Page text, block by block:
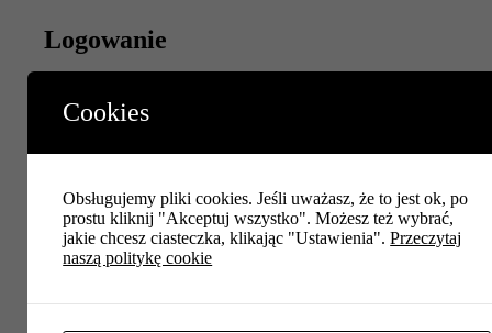
Logowanie
Zapamiętaj mnie Zaloguj się
Nie pamiętasz hasła?
Zarejestruj się
Cookies
Obsługujemy pliki cookies. Jeśli uważasz, że to jest ok, po
prostu kliknij "Akceptuj wszystko". Możesz też wybrać,
jakie chcesz ciasteczka, klikając "Ustawienia".Przeczytaj
naszą politykę cookie